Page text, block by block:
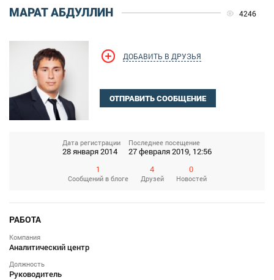
МАРАТ АБДУЛЛИН 4246
ДОБАВИТЬ В ДРУЗЬЯ
ОТПРАВИТЬ СООБЩЕНИЕ
Дата регистрации
28 января 2014
Последнее посещение
27 февраля 2019, 12:56
1
Сообщений в блоге
4
Друзей
0
Новостей
РАБОТА
Компания
Аналитический центр
Должность
Руководитель